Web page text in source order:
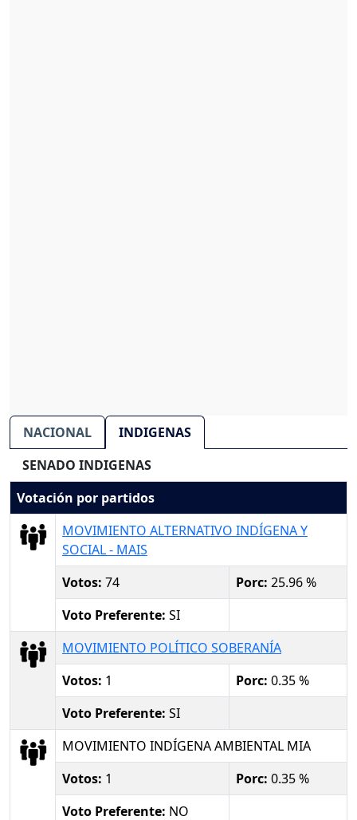
NACIONAL
INDIGENAS
SENADO INDIGENAS
Votación por partidos
MOVIMIENTO ALTERNATIVO INDÍGENA Y
SOCIAL - MAIS
Votos: 74 Porc: 25.96 %
Voto Preferente: SI
MOVIMIENTO POLÍTICO SOBERANÍA
Votos: 1 Porc: 0.35 %
Voto Preferente: SI
MOVIMIENTO INDÍGENA AMBIENTAL MIA
Votos: 1 Porc: 0.35 %
Voto Preferente: NO